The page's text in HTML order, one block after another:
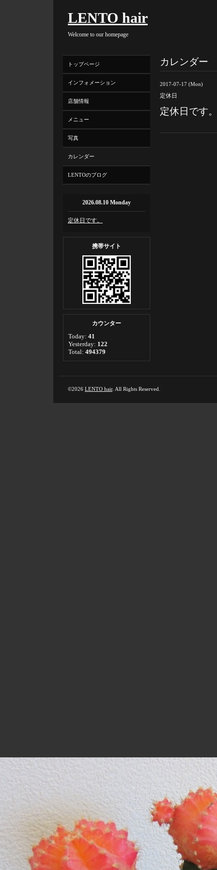
LENTO hair
Welcome to our homepage
カレンダー
2017-07-17 (Mon)
定休日
定休日です
トップページ
インフォメーション
店舗情報
メニュー
写真
カレンダー
LENTOのブログ
2026.08.10 Monday
定休日です。
携帯サイト
カウンター
Today: 41
Yesterday: 122
Total: 494379
©2026 LENTO hair. All Rights Reserved.